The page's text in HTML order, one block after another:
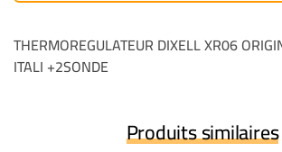
THERMOREGULATEUR DIXELL XR06
ITALI +2SONDE
Produits similaires